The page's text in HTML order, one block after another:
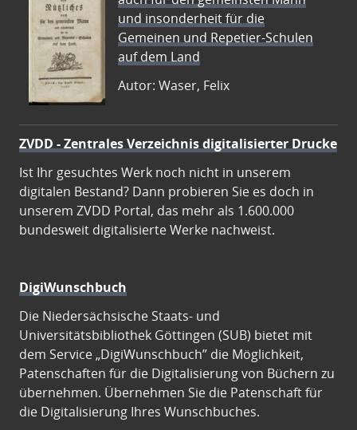
und insonderheit für die
Gemeinen und Repetier-Schulen
auf dem Land
Autor: Waser, Felix
ZVDD - Zentrales Verzeichnis digitalisierter Drucke
Ist Ihr gesuchtes Werk noch nicht in unserem
digitalen Bestand? Dann probieren Sie es doch in
unserem ZVDD Portal, das mehr als 1.600.000
bundesweit digitalisierte Werke nachweist.
DigiWunschbuch
Die Niedersächsische Staats- und
Universitätsbibliothek Göttingen (SUB) bietet mit
dem Service „DigiWunschbuch” die Möglichkeit,
Patenschaften für die Digitalisierung von Büchern zu
übernehmen. Übernehmen Sie die Patenschaft für
die Digitalisierung Ihres Wunschbuches.